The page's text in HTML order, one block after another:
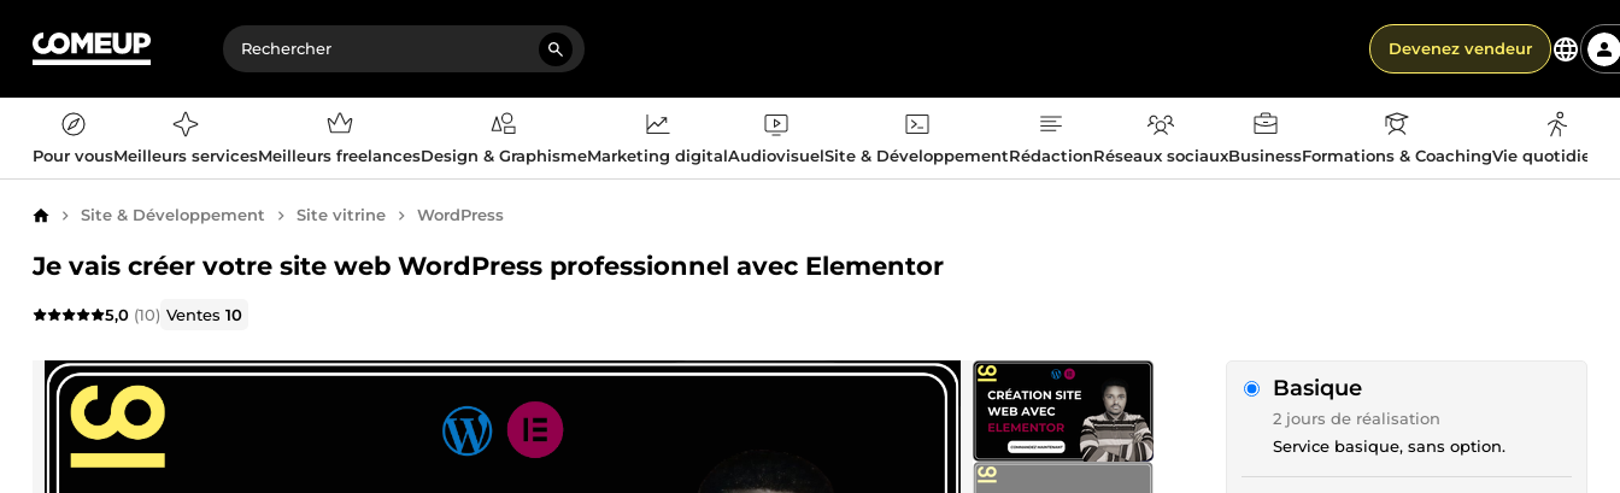
Devenez vendeur
Pour vousMeilleurs servicesMeilleurs freelancesDesign & GraphismeMarketing digitalAudiovisuelSite & DéveloppementRédactionRéseaux sociauxBusinessFormations & CoachingVie
AccueilSite & Développement Site vitrine WordPress
Je vais créer votre site web WordPress professionnel avec Elementor
5,0 (10) Ventes10
Basique
2 jours de réalisation
Service basique, sans option.